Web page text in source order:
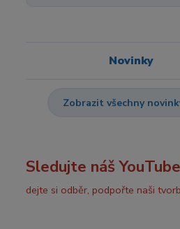
Novinky
Zobrazit všechny
Sledujte náš
dejte si odběr, podpořte naši